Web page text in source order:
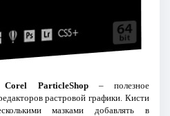
Corel ParticleShop– полезное
растровой графики. Кисти
мазками добавлять в